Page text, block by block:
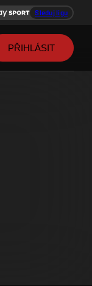
Sleduj ligu
PŘIHLÁSIT